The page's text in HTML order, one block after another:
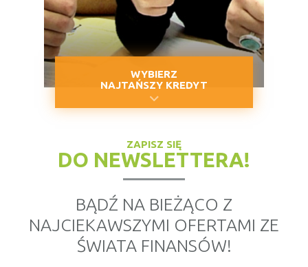
WYBIERZ
NAJTAŃSZY KREDYT
ZAPISZ SIĘ
DO NEWSLETTERA!
BĄDŹ NA BIEŻĄCO Z
NAJCIEKAWSZYMI OFERTAMI ZE
ŚWIATA FINANSÓW!